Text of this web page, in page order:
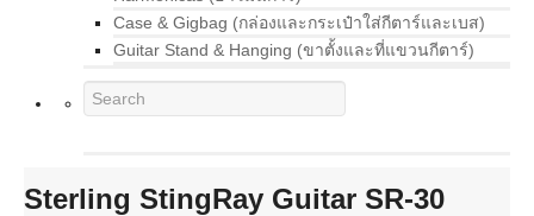
Case & Gigbag (กล่องและกระเป๋าใส่กีตาร์และเบส)
Guitar Stand & Hanging (ขาตั้งและที่แขวนกีตาร์)
Sterling StingRay Guitar SR-30